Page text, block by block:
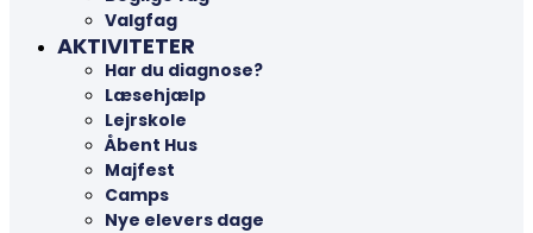
Valgfag
AKTIVITETER
Har du diagnose?
Læsehjælp
Lejrskole
Åbent Hus
Majfest
Camps
Nye elevers dage